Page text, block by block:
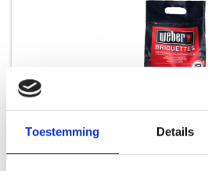
Toestemming Details